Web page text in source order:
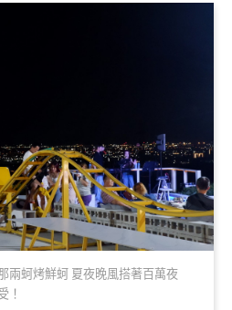
兩蚵烤鮮蚵 夏夜晚風搭著百萬夜
！